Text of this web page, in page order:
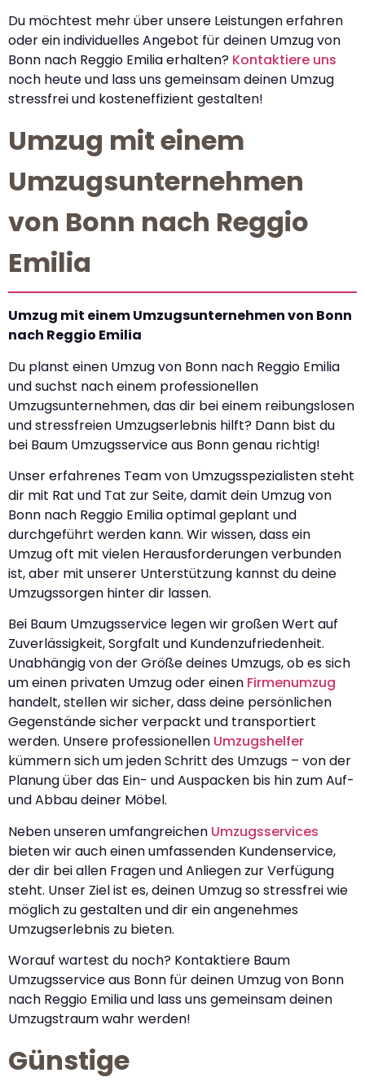
Du möchtest mehr über unsere Leistungen erfahren
oder ein individuelles Angebot für deinen Umzug von
Bonn nach Reggio Emilia erhalten? Kontaktiere uns
noch heute und lass uns gemeinsam deinen Umzug
stressfrei und kosteneffizient gestalten!
Umzug mit einem
Umzugsunternehmen
von Bonn nach Reggio
Emilia
Umzug mit einem Umzugsunternehmen von Bonn
nach Reggio Emilia
Du planst einen Umzug von Bonn nach Reggio Emilia
und suchst nach einem professionellen
Umzugsunternehmen, das dir bei einem reibungslosen
und stressfreien Umzugserlebnis hilft? Dann bist du
bei Baum Umzugsservice aus Bonn genau richtig!
Unser erfahrenes Team von Umzugsspezialisten steht
dir mit Rat und Tat zur Seite, damit dein Umzug von
Bonn nach Reggio Emilia optimal geplant und
durchgeführt werden kann. Wir wissen, dass ein
Umzug oft mit vielen Herausforderungen verbunden
ist, aber mit unserer Unterstützung kannst du deine
Umzugssorgen hinter dir lassen.
Bei Baum Umzugsservice legen wir großen Wert auf
Zuverlässigkeit, Sorgfalt und Kundenzufriedenheit.
Unabhängig von der Größe deines Umzugs, ob es sich
um einen privaten Umzug oder einen Firmenumzug
handelt, stellen wir sicher, dass deine persönlichen
Gegenstände sicher verpackt und transportiert
werden. Unsere professionellen Umzugshelfer
kümmern sich um jeden Schritt des Umzugs – von der
Planung über das Ein- und Auspacken bis hin zum Auf-
und Abbau deiner Möbel.
Neben unseren umfangreichen Umzugsservices
bieten wir auch einen umfassenden Kundenservice,
der dir bei allen Fragen und Anliegen zur Verfügung
steht. Unser Ziel ist es, deinen Umzug so stressfrei wie
möglich zu gestalten und dir ein angenehmes
Umzugserlebnis zu bieten.
Worauf wartest du noch? Kontaktiere Baum
Umzugsservice aus Bonn für deinen Umzug von Bonn
nach Reggio Emilia und lass uns gemeinsam deinen
Umzugstraum wahr werden!
Günstige